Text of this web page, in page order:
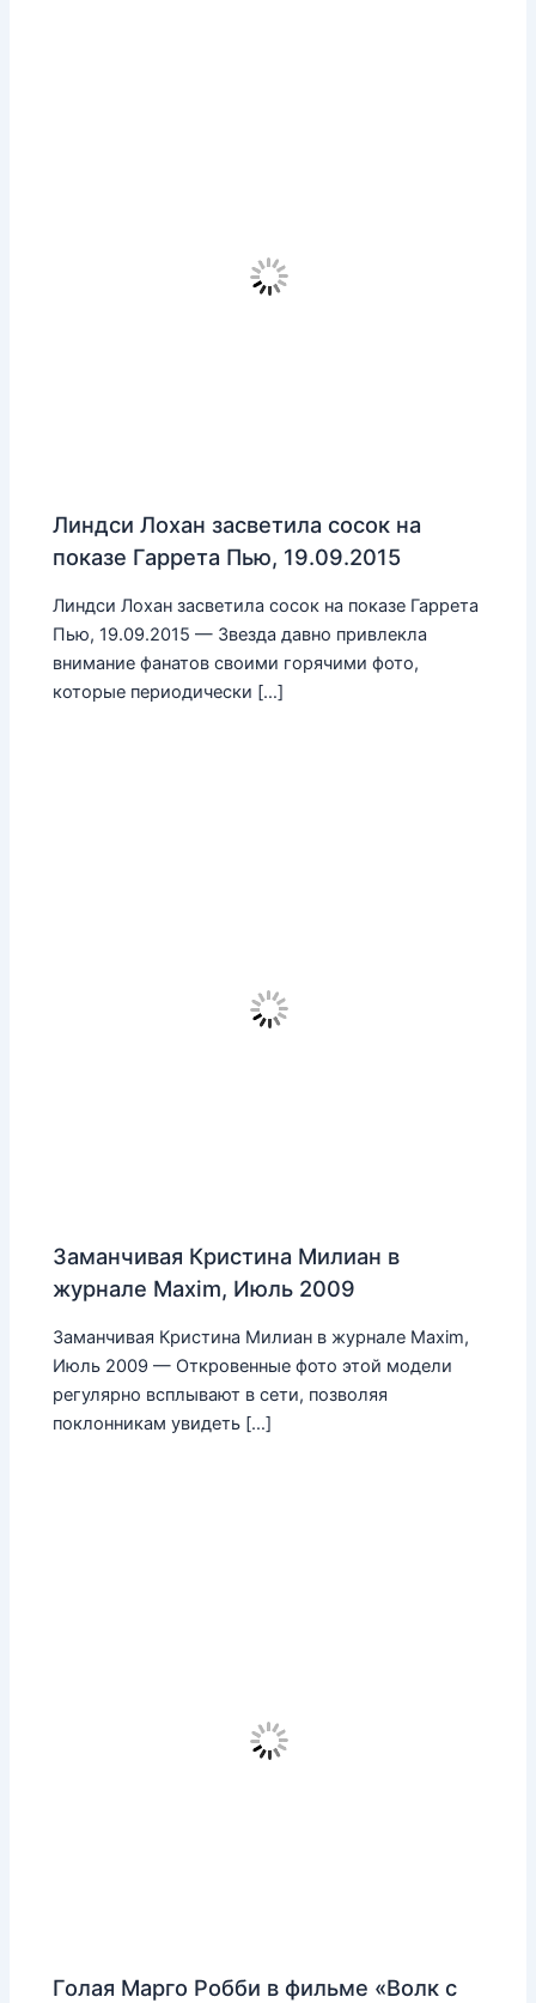
Линдси Лохан засветила сосок на
показе Гаррета Пью, 19.09.2015
Линдси Лохан засветила сосок на показе Гаррета
Пью, 19.09.2015 — Звезда давно привлекла
внимание фанатов своими горячими фото,
которые периодически […]
Заманчивая Кристина Милиан в
журнале Maxim, Июль 2009
Заманчивая Кристина Милиан в журнале Maxim,
Июль 2009 — Откровенные фото этой модели
регулярно всплывают в сети, позволяя
поклонникам увидеть […]
Голая Марго Робби в фильме «Волк с